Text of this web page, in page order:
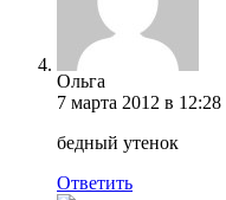
Ольга
7 марта 2012 в 12:28
бедный утенок
Ответить